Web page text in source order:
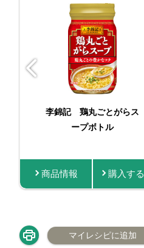
李錦記 鶏丸ごとがらス
ープボトル
商品情報 購入する
マイレシピに追加